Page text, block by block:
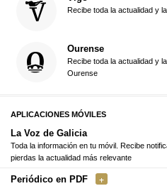
Recibe toda la actualidad y
Ourense
Recibe toda la actualidad y
Ourense
APLICACIONES MÓVILES
La Voz de Galicia
Toda la información en tu móvil. Recibe
pierdas la actualidad más relevante
Periódico en PDF